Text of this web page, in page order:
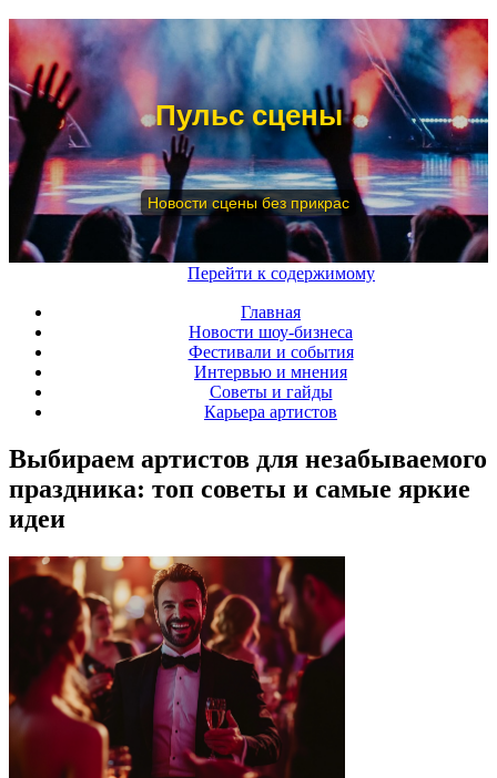
Пульс сцены
Новости сцены без прикрас
Перейти к содержимому
Главная
Новости шоу-бизнеса
Фестивали и события
Интервью и мнения
Советы и гайды
Карьера артистов
Выбираем артистов для незабываемого
праздника: топ советы и самые яркие
идеи